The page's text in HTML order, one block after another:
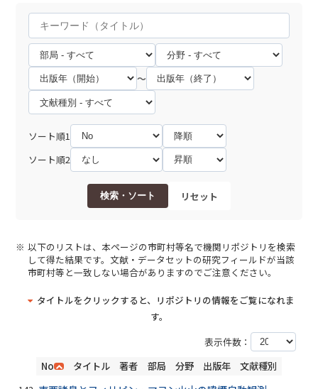
～
ソート順1
ソート順2
検索・ソート リセット
以下のリストは、本ページの市町村等名で機関リポジトリを検索
して得た結果です。文献・データセットの研究フィールドが当該
市町村等と一致しない場合がありますのでご注意ください。
タイトルをクリックすると、リポジトリの情報をご覧になれま
す。
表示件数：
No
タイトル 著者 部局 分野 出版年
文献種別